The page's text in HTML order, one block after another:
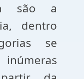
são a
dentro
se